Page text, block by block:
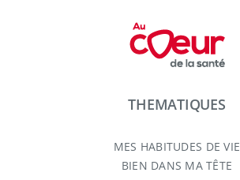
THEMATIQUES
MES HABITUDES DE VIE
BIEN DANS MA TÊTE